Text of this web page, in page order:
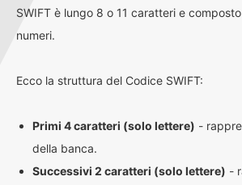
SWIFT è lungo 8 o 11 caratteri e
numeri.
Ecco la struttura del Codice SWIFT:
Primi 4 caratteri (solo lettere) -
della banca.
Successivi 2 caratteri (solo lettere) -